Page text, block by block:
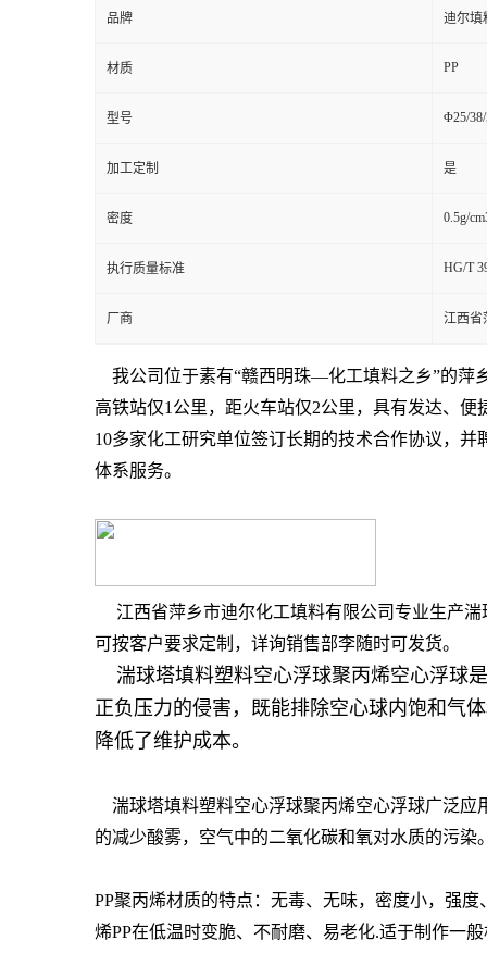
品牌 迪尔填
材质 PP
型号 Φ25/
加工定制 是
密度 0.5g/
执行质量标准 HG/T
厂商 江西省
我公司位于素有“赣西明珠—化工填料之乡”的萍
高铁站仅1公里，距火车站仅2公里，具有发达、便
10多家化工研究单位签订长期的技术合作协议，
体系服务。
江西省萍乡市迪尔化工填料有限公司专业生产湍
可按客户要求定制，详询销售部李随时可发货。
湍球塔填料塑料空心浮球聚丙烯空心浮球
正负压力的侵害，既能排除空心球内饱和气
降低了维护成本。
湍球塔填料塑料空心浮球聚丙烯空心浮球广泛应
的减少酸雾，空气中的二氧化碳和氧对水质的污染
PP聚丙烯材质的特点：无毒、无味，密度小，强
烯PP在低温时变脆、不耐磨、易老化.适于制作一